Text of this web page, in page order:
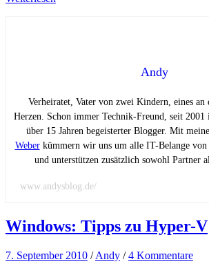
Andy
Verheiratet, Vater von zwei Kindern, eines an
Herzen. Schon immer Technik-Freund, seit
über 15 Jahren begeisterter Blogger. Mit
Weberkümmern wir uns um alle IT-Belange von
und unterstützen zusätzlich sowohl Partner
www.andysblog.de/
Windows: Tipps zu Hyper-V
7. September 2010 /Andy /4 Kommentare